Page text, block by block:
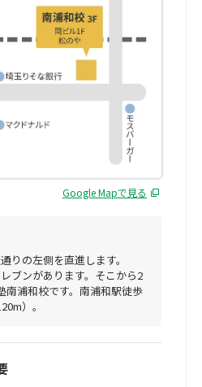
Google Mapで見る
りの左側を直進します。
ブンがあります。そこから2
南浦和校です。南浦和駅徒歩
）。